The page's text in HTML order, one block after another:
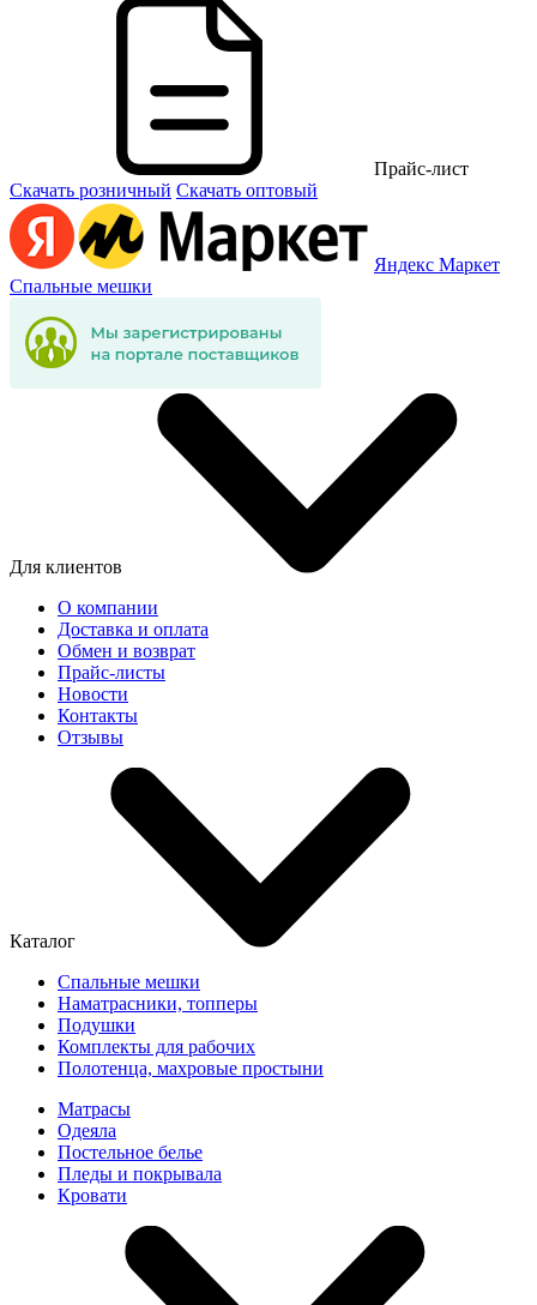
Прайс-лист
Скачать розничный Скачать оптовый
Яндекс Маркет
Спальные мешки
Для клиентов
О компании
Доставка и оплата
Обмен и возврат
Прайс-листы
Новости
Контакты
Отзывы
Каталог
Спальные мешки
Наматрасники, топперы
Подушки
Комплекты для рабочих
Полотенца, махровые простыни
Матрасы
Одеяла
Постельное белье
Пледы и покрывала
Кровати